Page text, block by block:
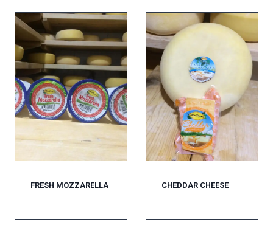
FRESH MOZZARELLA CHEDDAR CHEESE